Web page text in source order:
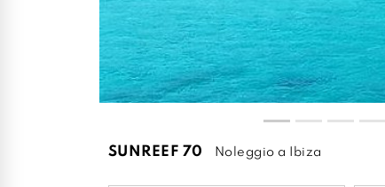
SUNREEF 70 Noleggio a Ibiza